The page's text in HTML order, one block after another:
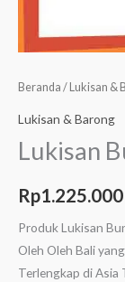
Beranda / Lukisan &
Lukisan & Barong
Lukisan
Rp1.225.000
Produk Lukisan
Oleh Oleh Bali
Terlengkap di Asia